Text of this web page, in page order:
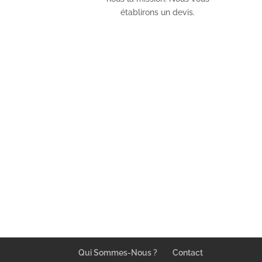
établirons un devis.
Qui Sommes-Nous ? Contact